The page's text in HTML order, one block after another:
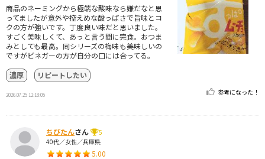
商品のネーミングから極端な酸味なら嫌だなと思
ってましたが意外や控えめな酸っぱさで旨味とコ
クの方が強いです。丁度良い味だと思いました。
すごく美味しくて、あっと言う間に完食。おつま
みとしても最高。同シリーズの梅味も美味しいの
ですがビネガーの方が自分の口には合ってる。
濃厚
リピートしたい
2026.07.25 12:18:05 参考になった！
ちびたんさん
5
40代／女性／兵庫県
5.00